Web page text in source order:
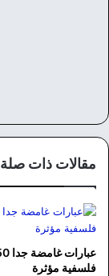
مقالات ذات صلة
فلسفية مؤثرة